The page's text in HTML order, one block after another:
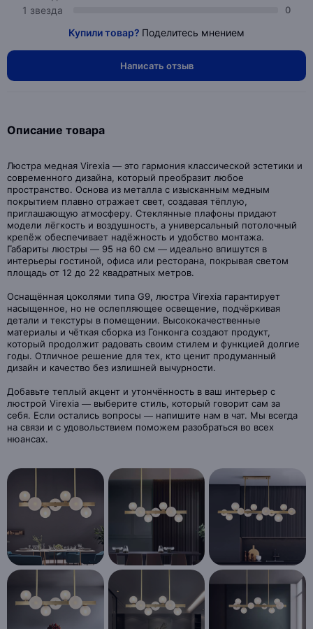
1 звезда 0
Купили товар? Поделитесь мнением
Написать отзыв
Описание товара
Люстра медная Virexia — это гармония классической эстетики и
современного дизайна, который преобразит любое
пространство. Основа из металла с изысканным медным
покрытием плавно отражает свет, создавая тёплую,
приглашающую атмосферу. Стеклянные плафоны придают
модели лёгкость и воздушность, а универсальный потолочный
крепёж обеспечивает надёжность и удобство монтажа.
Габариты люстры — 95 на 60 см — идеально впишутся в
интерьеры гостиной, офиса или ресторана, покрывая светом
площадь от 12 до 22 квадратных метров.
Оснащённая цоколями типа G9, люстра Virexia гарантирует
насыщенное, но не ослепляющее освещение, подчёркивая
детали и текстуры в помещении. Высококачественные
материалы и чёткая сборка из Гонконга создают продукт,
который продолжит радовать своим стилем и функцией долгие
годы. Отличное решение для тех, кто ценит продуманный
дизайн и качество без излишней вычурности.
Добавьте теплый акцент и утончённость в ваш интерьер с
люстрой Virexia — выберите стиль, который говорит сам за
себя. Если остались вопросы — напишите нам в чат. Мы всегда
на связи и с удовольствием поможем разобраться во всех
нюансах.